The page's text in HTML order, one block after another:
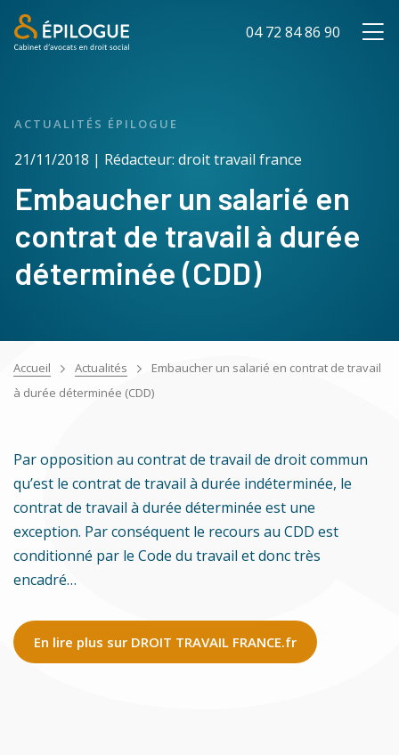
04 72 84 86 90
ACTUALITÉS ÉPILOGUE
21/11/2018 | Rédacteur: droit travail france
Embaucher un salarié en
contrat de travail à durée
déterminée (CDD)
Accueil Actualités
Embaucher un salarié en contrat de travail
à durée déterminée (CDD)
Par opposition au contrat de travail de droit commun
qu’est le contrat de travail à durée indéterminée, le
contrat de travail à durée déterminée est une
exception. Par conséquent le recours au CDD est
conditionné par le Code du travail et donc très
encadré…
En lire plus sur DROIT TRAVAIL FRANCE.fr